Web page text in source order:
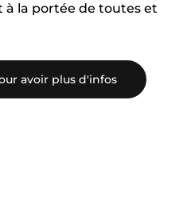
à la portée de toutes et
avoir plus d'infos